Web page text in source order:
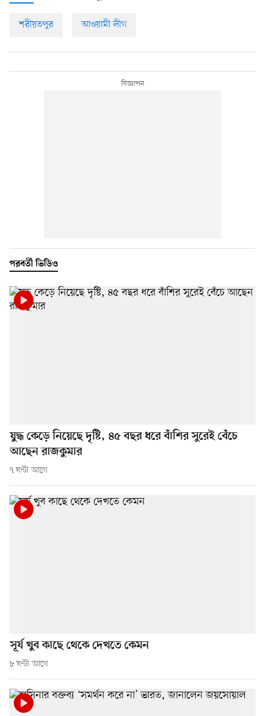
শরীয়তপুর আওয়ামী লীগ
পরবর্তী ভিডিও
যুদ্ধ কেড়ে নিয়েছে দৃষ্টি, ৪৫ বছর ধরে বাঁশির সুরেই বেঁচে
আছেন রাজকুমার
৭ ঘণ্টা আগে
সূর্য খুব কাছে থেকে দেখতে কেমন
৮ ঘণ্টা আগে